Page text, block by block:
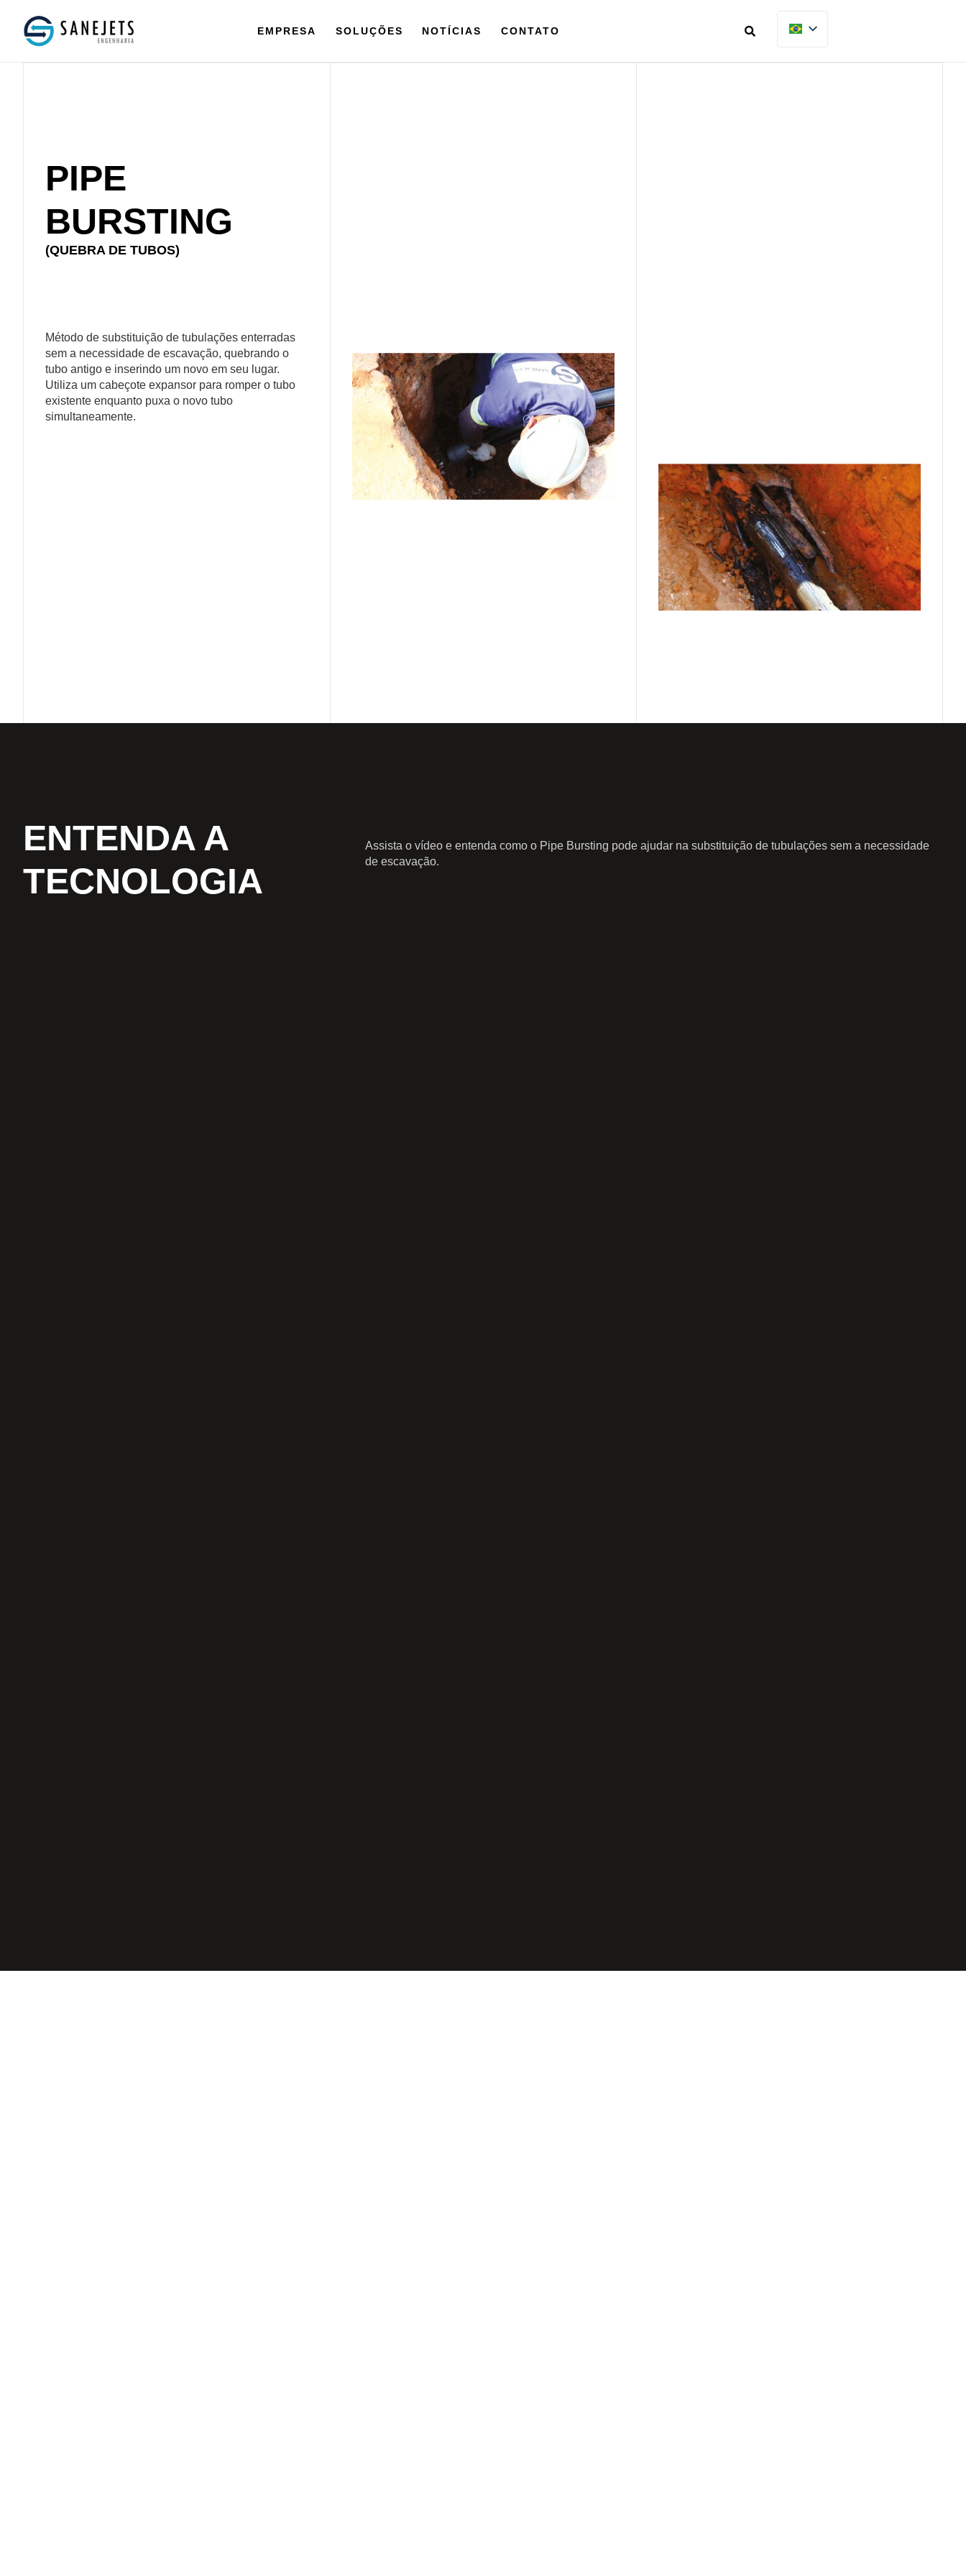
EMPRESA SOLUÇÕES NOTÍCIAS CONTATO
PIPE
BURSTING
(QUEBRA DE TUBOS)
Método de substituição de tubulações enterradas
sem a necessidade de escavação, quebrando o
tubo antigo e inserindo um novo em seu lugar.
Utiliza um cabeçote expansor para romper o tubo
existente enquanto puxa o novo tubo
simultaneamente.
ENTENDA A
TECNOLOGIA
Assista o vídeo e entenda como o Pipe Bursting pode ajudar na substituição de tubulações sem a necessidade
de escavação.